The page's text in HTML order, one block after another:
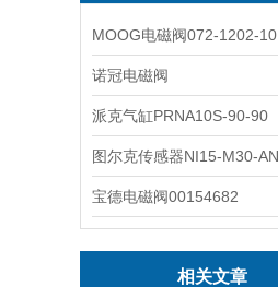
MOOG电磁阀072-1202-10
诺冠电磁阀
派克气缸PRNA10S-90-90
宝德电磁阀00154682
相关文章